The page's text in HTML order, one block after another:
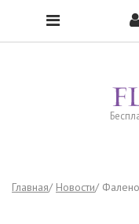
Чтобы открыть меню,
Главная Новости